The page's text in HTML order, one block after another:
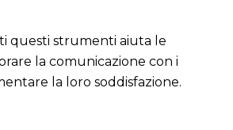
questi strumenti aiuta le
la comunicazione con i
la loro soddisfazione.